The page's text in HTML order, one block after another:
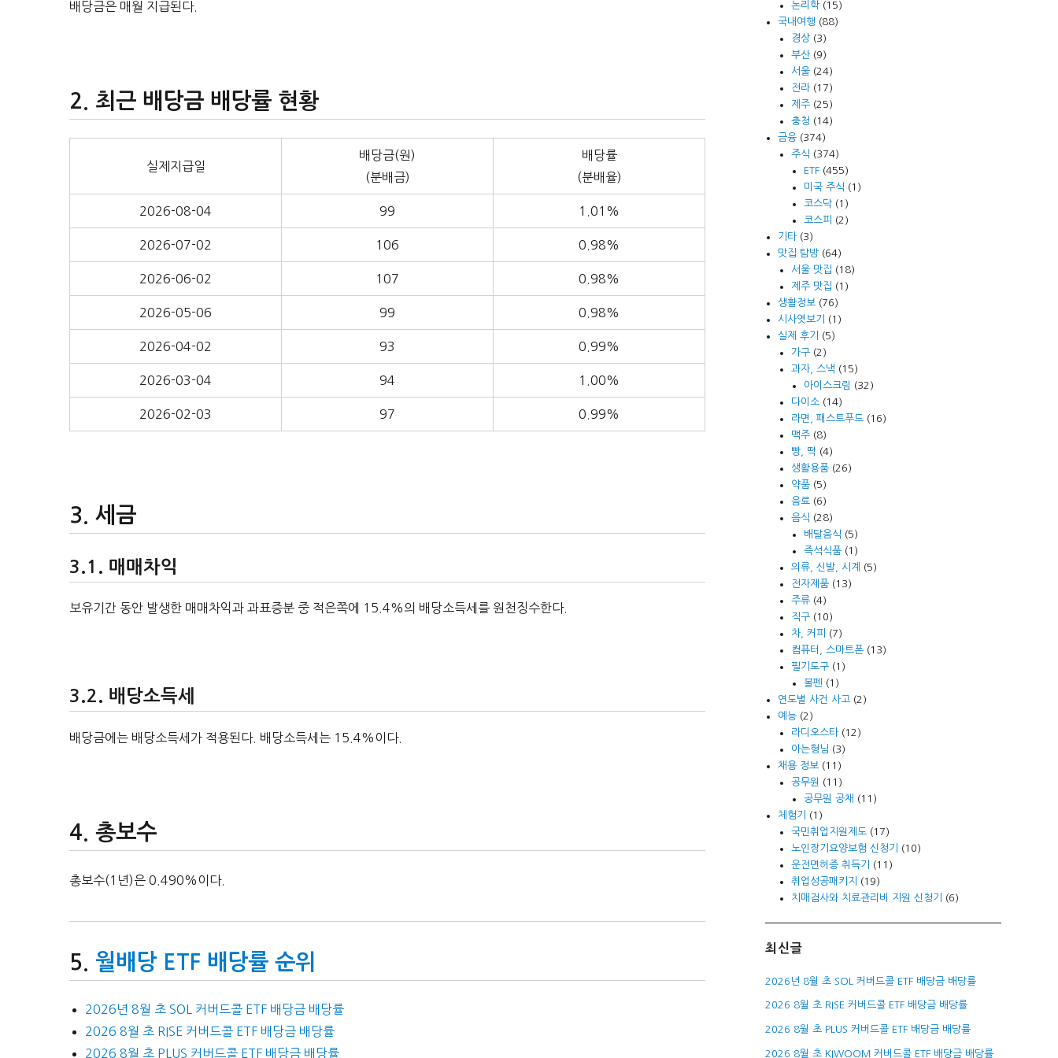
배당금은 매월 지급된다.
최근 배당금 배당률 현황
실제지급일
배당금(원)
(분배금)
배당률
(분배율)
2026-08-04 99 1.01%
2026-07-02 106 0.98%
2026-06-02 107 0.98%
2026-05-06 99 0.98%
2026-04-02 93 0.99%
2026-03-04 94 1.00%
2026-02-03 97 0.99%
세금
매매차익
보유기간 동안 발생한 매매차익과 과표증분 중 적은쪽에 15.4%의 배당소득세를 원천징수한다.
배당소득세
배당금에는 배당소득세가 적용된다. 배당소득세는 15.4%이다.
총보수
총보수(1년)은 0.490%이다.
월배당 ETF 배당률 순위
2026년 8월 초 SOL 커버드콜 ETF 배당금 배당률
2026 8월 초 RISE 커버드콜 ETF 배당금 배당률
2026 8월 초 PLUS 커버드콜 ETF 배당금 배당률
논리학(15)
국내여행 (88)
경상(3)
부산(9)
서울(24)
전라(17)
제주(25)
충청 (14)
금융 (374)
주식 (374)
ETF(455)
미국 주식 (1)
코스닥(1)
코스피
(2)
기타 (3)
맛집 탐방 (64)
서울 맛집 (18)
제주 맛집 (1)
생활정보 (76)
시사엿보기
(1)
실제 후기
(5)
가구(2)
과자, 스낵 (15)
아이스크림 (32)
다이소(14)
라면, 패스트푸드(16)
맥주(8)
빵, 떡 (4)
생활용품(26)
약품(5)
음료(6)
음식 (28)
배달음식 (5)
즉석식품(1)
의류, 신발, 시계
(5)
전자제품(13)
주류(4)
직구(10)
차, 커피
(7)
컴퓨터, 스마트폰(13)
필기도구(1)
볼펜 (1)
연도별 사건 사고 (2)
예능 (2)
라디오스타(12)
아는형님 (3)
채용 정보 (11)
공무원
(11)
공무원 공채 (11)
체험기
(1)
국민취업지원제도(17)
노인장기요양보험 신청기
(10)
운전면허증 취득기
(11)
취업성공패키지
(19)
치매검사와 치료관리비 지원 신청기
(6)
최신글
2026년 8월 초 SOL 커버드콜 ETF 배당금 배당률
2026 8월 초 RISE 커버드콜 ETF 배당금 배당률
2026 8월 초 PLUS 커버드콜 ETF 배당금 배당률
2026 8월 초 KIWOOM 커버드콜 ETF 배당금 배당률